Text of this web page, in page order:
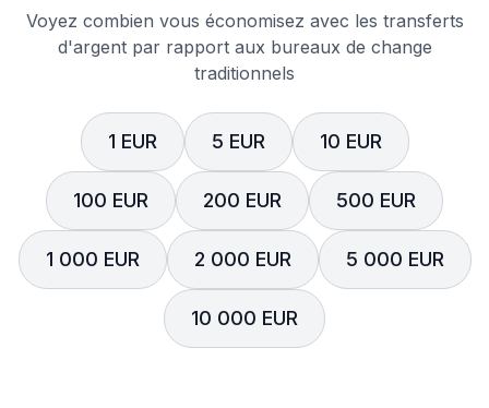
Voyez combien vous économisez avec les transferts
d'argent par rapport aux bureaux de change
traditionnels
1 EUR 5 EUR 10 EUR
100 EUR 200 EUR 500 EUR
1 000 EUR 2 000 EUR 5 000 EUR
10 000 EUR